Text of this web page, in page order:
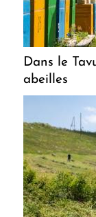
Dans le
abeilles